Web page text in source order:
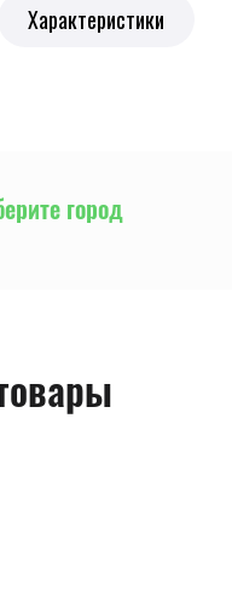
Характеристики
город